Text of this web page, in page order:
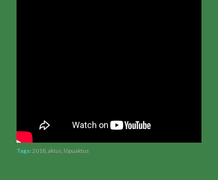
Tags: 2018, aktus lõpuaktus